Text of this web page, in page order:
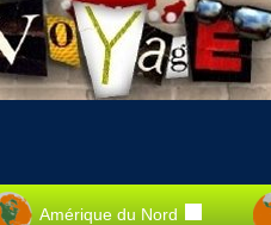
Amérique du Nord